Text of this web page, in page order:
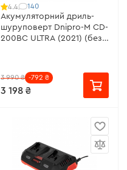
4.4 140
Акумуляторний дриль-
шуруповерт Dnipro-M CD-
200BC ULTRA (2021) (без
3 990 ₴ -792 ₴
3 198 ₴